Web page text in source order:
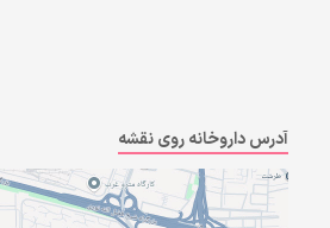
آدرس داروخانه روی نقشه